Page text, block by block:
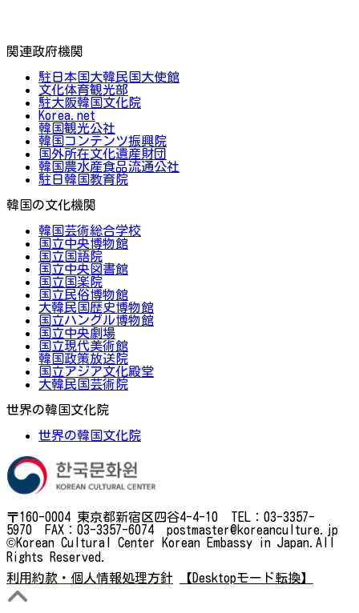
関連政府機関
駐日本国大韓民国大使館
文化体育観光部
駐大阪韓国文化院
Korea.net
韓国観光公社
韓国コンテンツ振興院
国外所在文化遺産財団
韓国農水産食品流通公社
駐日韓国教育院
韓国の文化機関
韓国芸術総合学校
国立中央博物館
国立国語院
国立中央図書館
国立国楽院
国立民俗博物館
大韓民国歴史博物館
国立ハングル博物館
国立中央劇場
国立現代美術館
韓国政策放送院
国立アジア文化殿堂
大韓民国芸術院
世界の韓国文化院
世界の韓国文化院
〒160-0004 東京都新宿区四谷4-4-10 TEL：03-3357-
5970 FAX：03-3357-6074 postmaster@koreanculture.jp
©Korean Cultural Center Korean Embassy in Japan.All
Rights Reserved.
利用約款・個人情報処理方針
【Desktopモード転換】